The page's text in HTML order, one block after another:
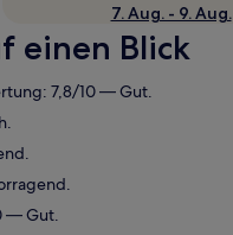
7. Aug. - 9. Aug.
einen Blick
7,8/10 — Gut.
— Gut.